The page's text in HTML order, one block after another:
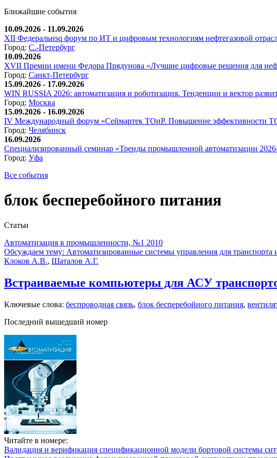
Ближайшие события
10.09.2026 - 11.09.2026
XII Федеральнsq форум по ИТ и цифровым технологиям нефтегазовой
Город: С.-Петербург
10.09.2026
XVII Премии имени Федора Прядунова «Лучшие цифровые решения для
Город: Санкт-Петербург
15.09.2026 - 17.09.2026
WIN RUSSIA 2026: автоматизация и роботизация. Тенденции и вектор
Город: Москва
15.09.2026 - 16.09.2026
IV Международный форум «Сеймартек ТОиР. Повышение эффективности
Город: Челябинск
16.09.2026
Специализированный семинар «Тренды промышленной автоматизации
Город: Уфа
Все события
блок бесперебойного питания
Статьи
Автоматизация в промышленности, №1 2010
Обсуждаем тему: Автоматизированные системы управления для транспорта
Клоков А.В., Шаталов А.Г.
Встраиваемые компьютеры для АСУ
Ключевые слова: беспроводная связь, блок бесперебойного питания,
Последний вышедший номер
Читайте в номере:
Валидация и верификация спецификационной модели бортовой системы